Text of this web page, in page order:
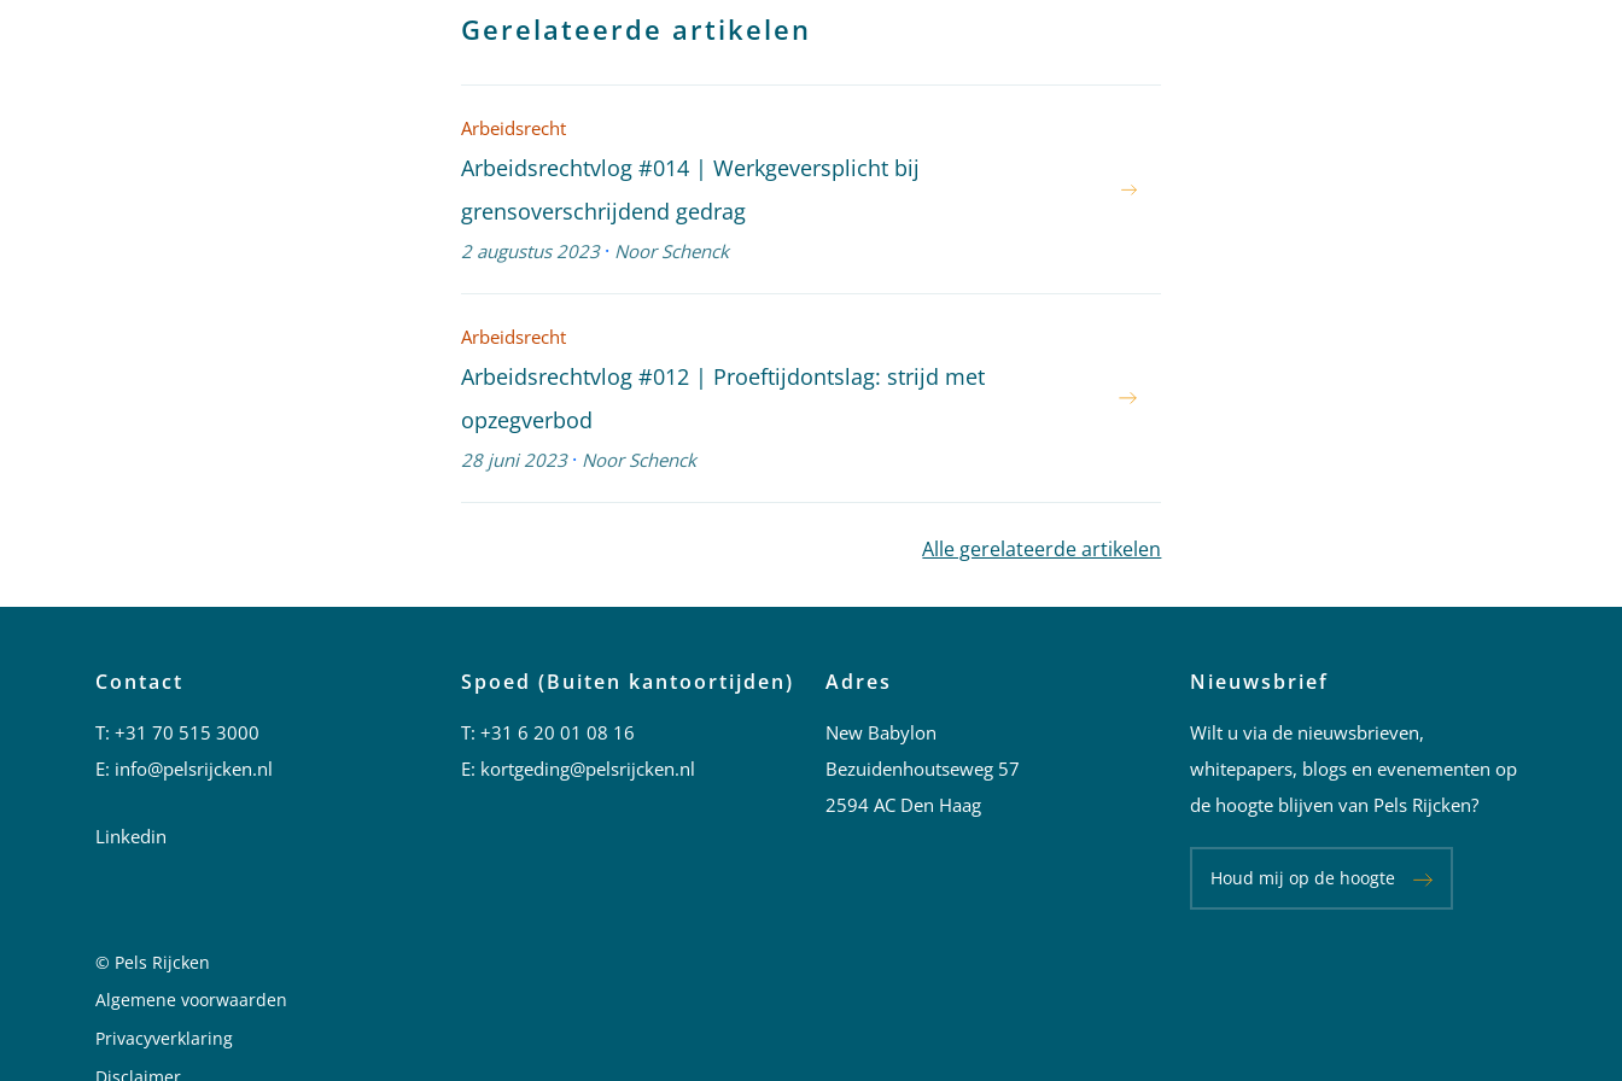
Gerelateerde artikelen
Arbeidsrecht
Arbeidsrechtvlog #014 | Werkgeversplicht bij
grensoverschrijdend gedrag
2 augustus 2023 · Noor Schenck
Arbeidsrecht
Arbeidsrechtvlog #012 | Proeftijdontslag: strijd met
opzegverbod
28 juni 2023 · Noor Schenck
Alle gerelateerde artikelen
Contact
T:+31 70 515 3000
E: info@pelsrijcken.nl
Linkedin
Spoed (Buiten kantoortijden)
T: +31 6 20 01 08 16
E: kortgeding@pelsrijcken.nl
Adres
New Babylon
Bezuidenhoutseweg 57
2594 AC Den Haag
Nieuwsbrief
Wilt u via de nieuwsbrieven,
whitepapers, blogs en evenementen op
de hoogte blijven van Pels Rijcken?
Houd mij op de hoogte
Juridische informatie
© Pels Rijcken
Algemene voorwaarden
Privacyverklaring